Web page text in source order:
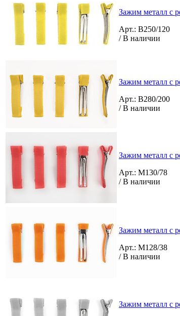
Зажим металл с
Арт.: B250/120
/ В наличии
Зажим металл с
Арт.: B280/200
/ В наличии
Зажим металл с
Арт.: M130/78
/ В наличии
Зажим металл с
Арт.: M128/38
/ В наличии
Зажим металл с